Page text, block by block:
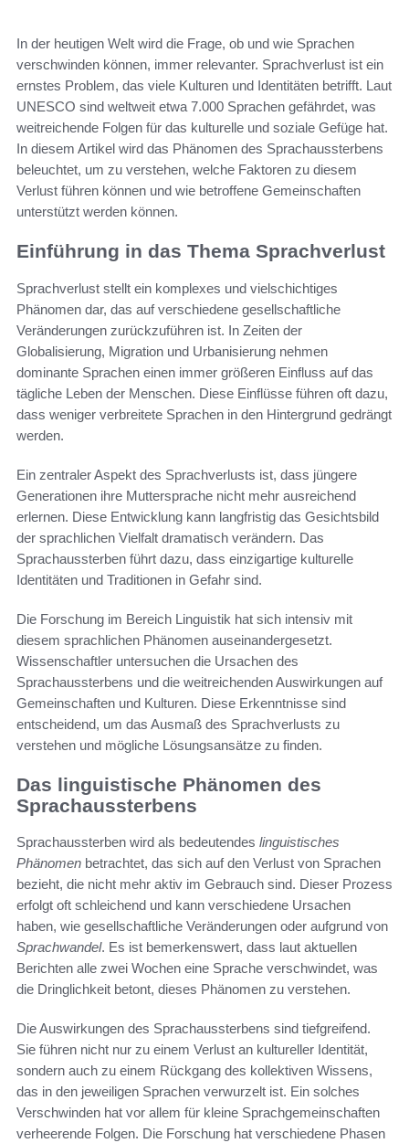
In der heutigen Welt wird die Frage, ob und wie Sprachen
verschwinden können, immer relevanter. Sprachverlust ist ein
ernstes Problem, das viele Kulturen und Identitäten betrifft. Laut
UNESCO sind weltweit etwa 7.000 Sprachen gefährdet, was
weitreichende Folgen für das kulturelle und soziale Gefüge hat.
In diesem Artikel wird das Phänomen des Sprachaussterbens
beleuchtet, um zu verstehen, welche Faktoren zu diesem
Verlust führen können und wie betroffene Gemeinschaften
unterstützt werden können.
Einführung in das Thema Sprachverlust
Sprachverlust stellt ein komplexes und vielschichtiges
Phänomen dar, das auf verschiedene gesellschaftliche
Veränderungen zurückzuführen ist. In Zeiten der
Globalisierung, Migration und Urbanisierung nehmen
dominante Sprachen einen immer größeren Einfluss auf das
tägliche Leben der Menschen. Diese Einflüsse führen oft dazu,
dass weniger verbreitete Sprachen in den Hintergrund gedrängt
werden.
Ein zentraler Aspekt des Sprachverlusts ist, dass jüngere
Generationen ihre Muttersprache nicht mehr ausreichend
erlernen. Diese Entwicklung kann langfristig das Gesichtsbild
der sprachlichen Vielfalt dramatisch verändern. Das
Sprachaussterben führt dazu, dass einzigartige kulturelle
Identitäten und Traditionen in Gefahr sind.
Die Forschung im Bereich Linguistik hat sich intensiv mit
diesem sprachlichen Phänomen auseinandergesetzt.
Wissenschaftler untersuchen die Ursachen des
Sprachaussterbens und die weitreichenden Auswirkungen auf
Gemeinschaften und Kulturen. Diese Erkenntnisse sind
entscheidend, um das Ausmaß des Sprachverlusts zu
verstehen und mögliche Lösungsansätze zu finden.
Das linguistische Phänomen des
Sprachaussterbens
Sprachaussterben wird als bedeutendes linguistisches
Phänomen betrachtet, das sich auf den Verlust von Sprachen
bezieht, die nicht mehr aktiv im Gebrauch sind. Dieser Prozess
erfolgt oft schleichend und kann verschiedene Ursachen
haben, wie gesellschaftliche Veränderungen oder aufgrund von
Sprachwandel. Es ist bemerkenswert, dass laut aktuellen
Berichten alle zwei Wochen eine Sprache verschwindet, was
die Dringlichkeit betont, dieses Phänomen zu verstehen.
Die Auswirkungen des Sprachaussterbens sind tiefgreifend.
Sie führen nicht nur zu einem Verlust an kultureller Identität,
sondern auch zu einem Rückgang des kollektiven Wissens,
das in den jeweiligen Sprachen verwurzelt ist. Ein solches
Verschwinden hat vor allem für kleine Sprachgemeinschaften
verheerende Folgen. Die Forschung hat verschiedene Phasen